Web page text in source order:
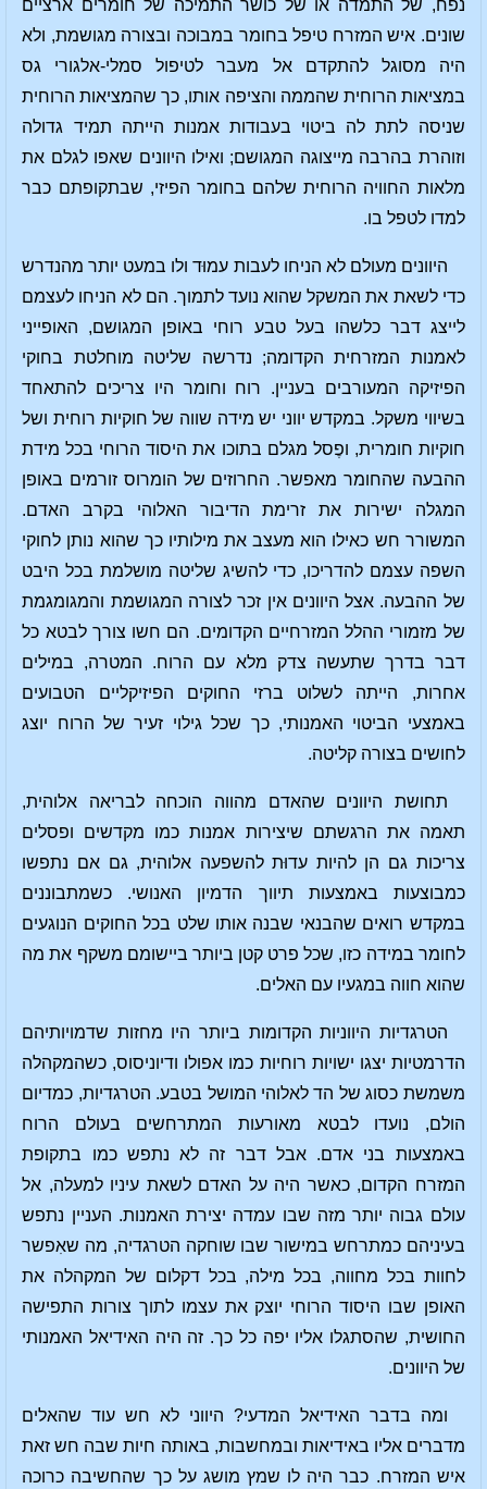
נפח, של התמדה או של כושר התמיכה של חומרים ארציים
שונים. איש המזרח טיפל בחומר במבוכה ובצורה מגושמת, ולא
היה מסוגל להתקדם אל מעבר לטיפול סמלי-אלגורי גס
במציאות הרוחית שהממה והציפה אותו, כך שהמציאות הרוחית
שניסה לתת לה ביטוי בעבודות אמנות הייתה תמיד גדולה
וזוהרת בהרבה מייצוגה המגושם; ואילו היוונים שאפו לגלם את
מלאות החוויה הרוחית שלהם בחומר הפיזי, שבתקופתם כבר
למדו לטפל בו.
היוונים מעולם לא הניחו לעבות עמוּד ולו במעט יותר מהנדרש
כדי לשאת את המשקל שהוא נועד לתמוך. הם לא הניחו לעצמם
לייצג דבר כלשהו בעל טבע רוחי באופן המגושם, האופייני
לאמנות המזרחית הקדומה; נדרשה שליטה מוחלטת בחוקי
הפיזיקה המעורבים בעניין. רוח וחומר היו צריכים להתאחד
בשיווי משקל. במקדש יווני יש מידה שווה של חוקיות רוחית ושל
חוקיות חומרית, ופֶסל מגלם בתוכו את היסוד הרוחי בכל מידת
ההבעה שהחומר מאפשר. החרוזים של הומרוס זורמים באופן
המגלה ישירות את זרימת הדיבור האלוהי בקרב האדם.
המשורר חש כאילו הוא מעצב את מילותיו כך שהוא נותן לחוקי
השפה עצמם להדריכו, כדי להשיג שליטה מושלמת בכל היבט
של ההבעה. אצל היוונים אין זכר לצורה המגושמת והמגומגמת
של מזמורי ההלל המזרחיים הקדומים. הם חשו צורך לבטא כל
דבר בדרך שתעשה צדק מלא עם הרוח. המטרה, במילים
אחרות, הייתה לשלוט ברזי החוקים הפיזיקליים הטבועים
באמצעי הביטוי האמנותי, כך שכל גילוי זעיר של הרוח יוצג
לחושים בצורה קליטה.
תחושת היוונים שהאדם מהווה הוכחה לבריאה אלוהית,
תאמה את הרגשתם שיצירות אמנות כמו מקדשים ופסלים
צריכות גם הן להיות עדוּת להשפעה אלוהית, גם אם נתפשו
כמבוצעות באמצעות תיווך הדמיון האנושי. כשמתבוננים
במקדש רואים שהבנאי שבנה אותו שלט בכל החוקים הנוגעים
לחומר במידה כזו, שכל פרט קטן ביותר ביישומם משקף את מה
שהוא חווה במגעיו עם האלים.
הטרגדיות היווניות הקדומות ביותר היו מחזות שדמויותיהם
הדרמטיות יצגו ישויות רוחיות כמו אפולו ודיוניסוס, כשהמקהלה
משמשת כסוג של הד לאלוהי המושל בטבע. הטרגדיות, כמדיום
הולם, נועדו לבטא מאורעות המתרחשים בעולם הרוח
באמצעות בני אדם. אבל דבר זה לא נתפש כמו בתקופת
המזרח הקדום, כאשר היה על האדם לשאת עיניו למעלה, אל
עולם גבוה יותר מזה שבו עמדה יצירת האמנות. העניין נתפש
בעיניהם כמתרחש במישור שבו שוחקה הטרגדיה, מה שאִפשר
לחוות בכל מחווה, בכל מילה, בכל דקלום של המקהלה את
האופן שבו היסוד הרוחי יוצק את עצמו לתוך צורות התפישה
החושית, שהסתגלו אליו יפה כל כך. זה היה האידיאל האמנותי
של היוונים.
ומה בדבר האידיאל המדעי? היווני לא חש עוד שהאלים
מדברים אליו באידיאות ובמחשבות, באותה חיות שבה חש זאת
איש המזרח. כבר היה לו שמץ מושג על כך שהחשיבה כרוכה